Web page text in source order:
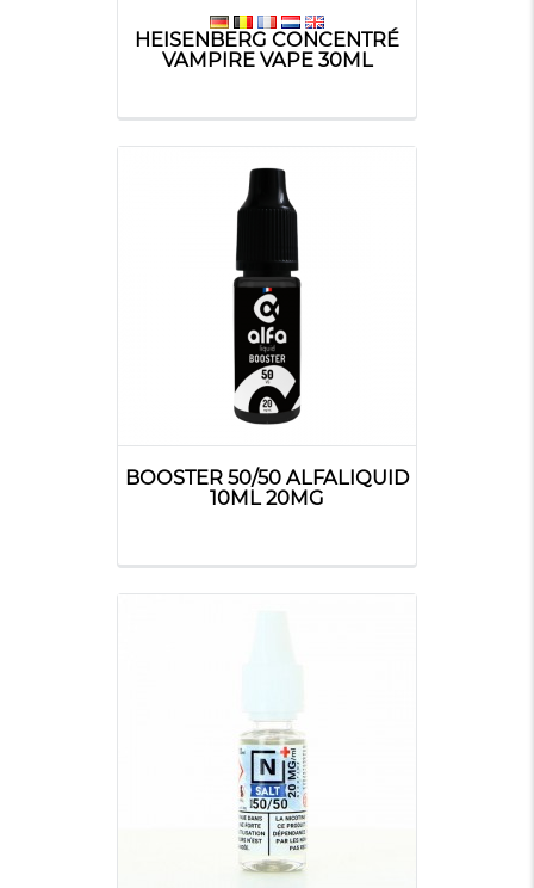
HEISENBERG CONCENTRÉ
VAMPIRE VAPE 30ML
BOOSTER 50/50 ALFALIQUID
10ML 20MG